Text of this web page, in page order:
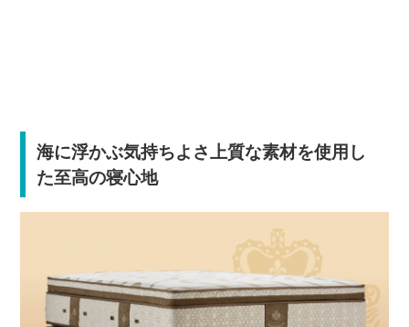
海に浮かぶ気持ちよさ上質な素材を使用し
た至高の寝心地